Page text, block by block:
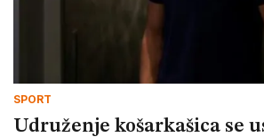
SPORT
Udruženje košarkašica se